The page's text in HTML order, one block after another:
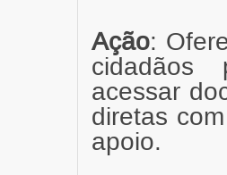
Ação:
cidadãos
acessar
diretas
apoio.